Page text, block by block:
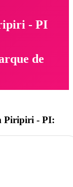
- PI
de
Piripiri - PI: